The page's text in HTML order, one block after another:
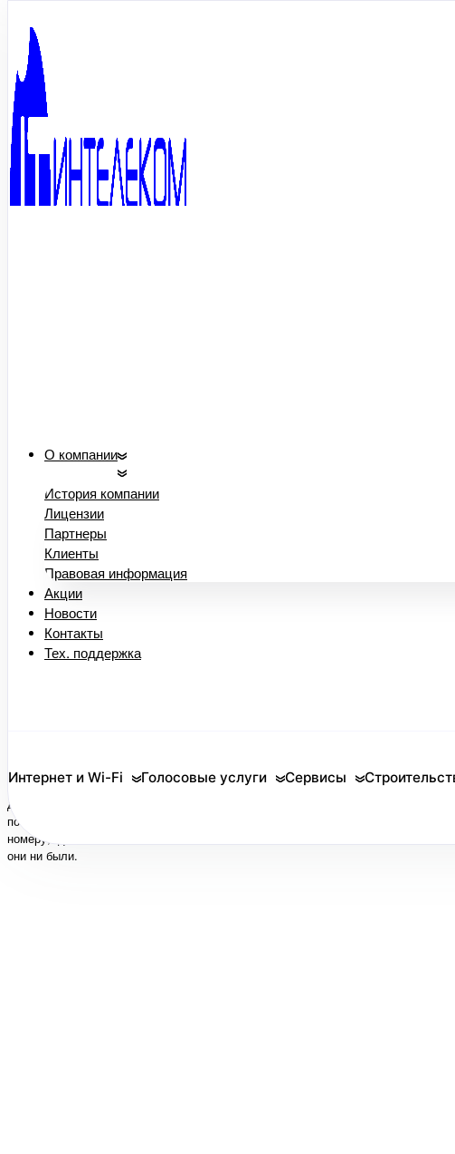
О компании
История компании
Лицензии
Партнеры
Клиенты
Правовая информация
Акции
Новости
Контакты
Тех. поддержка
Интернет и Wi-Fi Голосовые услуги Сервисы
Главная
Мобильная связь
объединяет
и фиксированную
сеть компании.
FMTN позволит
вашей компании
создать
персональную
корпоративную
телефонную
сеть, которая
будет сочетать
Теперь ваши
сотрудники будут
доступны
по короткому
номеру, где бы
они ни были.